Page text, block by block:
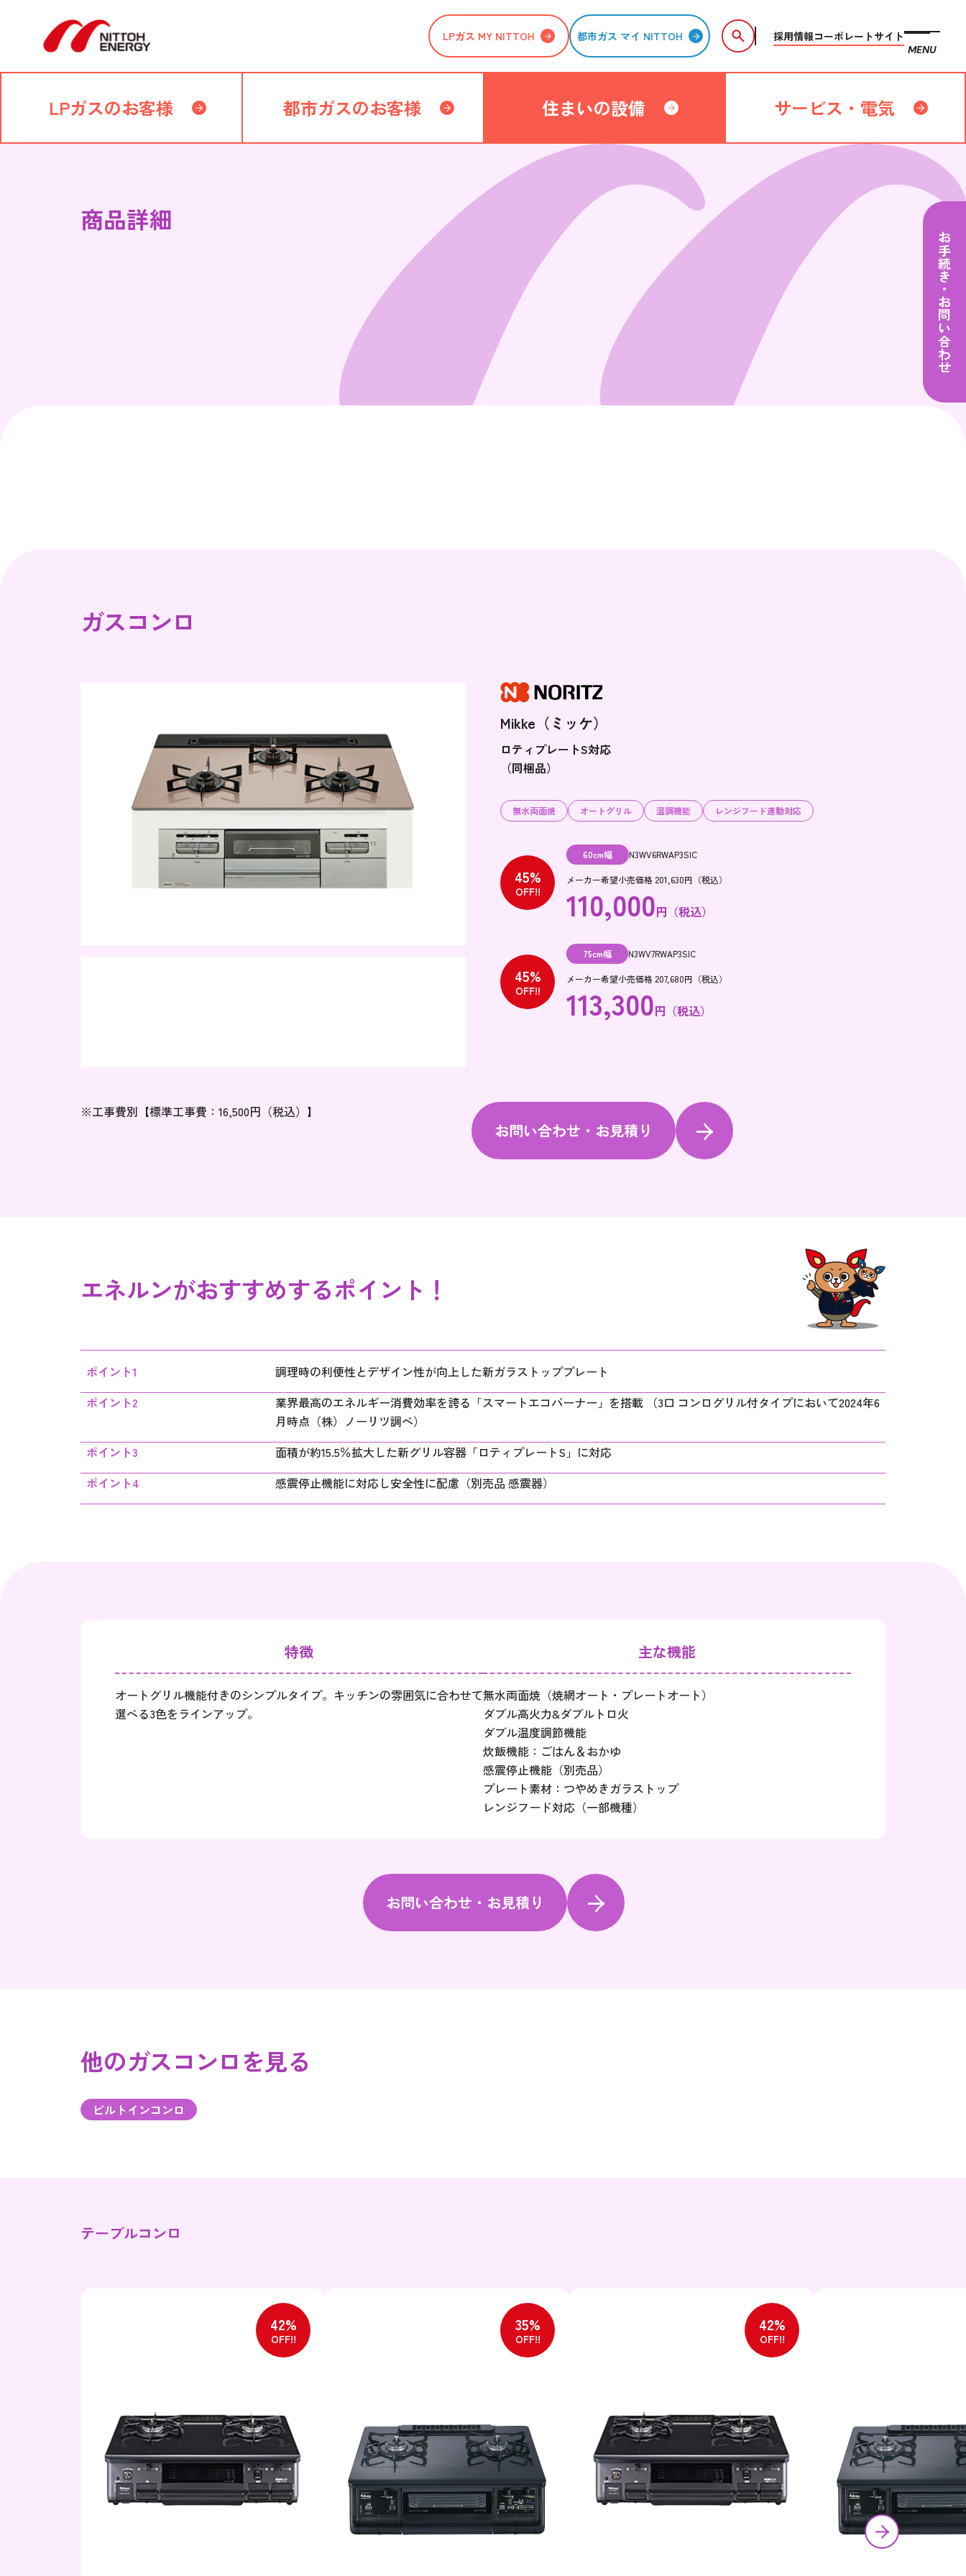
LPガス MY NITTOH 都市ガス マイ NITTOH 採用情報コーポレートサイト
MENU
LPガスのお客様 都市ガスのお客様 住まいの設備 サービス・電気
商品詳細
ガスコンロ
Mikke（ミッケ）
ロティプレートS対応
（同梱品）
無水両面焼 オートグリル 温調機能 レンジフード連動対応
60cm幅 N3WV6RWAP3SIC
45%
OFF!!
メーカー希望小売価格 201,630円（税込）
110,000円（税込）
75cm幅 N3WV7RWAP3SIC
45%
OFF!!
メーカー希望小売価格 207,680円（税込）
113,300円（税込）
※工事費別【標準工事費：16,500円（税込）】
お問い合わせ・お見積り
エネルンがおすすめするポイント！
ポイント1
調理時の利便性とデザイン性が向上した新ガラストッププレート
ポイント2
業界最高のエネルギー消費効率を誇る「スマートエコバーナー」を搭載 （3口 コンログリル付タイプにおいて2024年6
月時点（株）ノーリツ調べ）
ポイント3
面積が約15.5％拡大した新グリル容器「ロティプレートS」に対応
ポイント4
感震停止機能に対応し安全性に配慮（別売品 感震器）
特徴
オートグリル機能付きのシンプルタイプ。キッチンの雰囲気に合わせて
選べる3色をラインアップ。
主な機能
無水両面焼（焼網オート・プレートオート）
ダブル高火力&ダブルトロ火
ダブル温度調節機能
炊飯機能：ごはん＆おかゆ
感震停止機能（別売品）
プレート素材：つやめきガラストップ
レンジフード対応（一部機種）
お問い合わせ・お見積り
他のガスコンロを見る
ビルトインコンロ
テーブルコンロ
42%
OFF!!
35%
OFF!!
42%
OFF!!
お手続き・お問い合わせ